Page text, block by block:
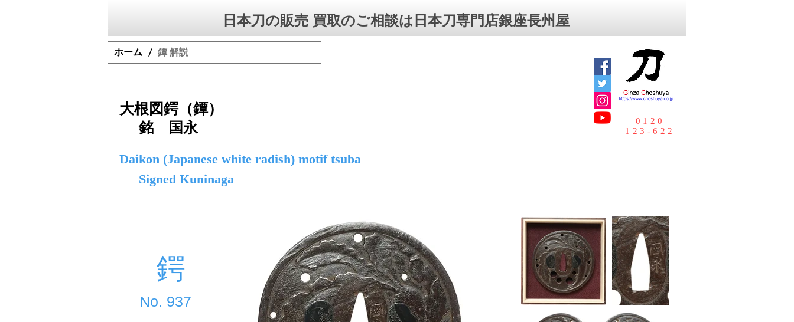
日本刀の販売 買取のご相談は日本刀専門店銀座⻑州屋
ホーム / 鐔 解説
大根図鍔（鐔）
銘 国永
0120
123-622
Daikon (Japanese white radish) motif tsuba
Signed Kuninaga
鍔
No. 937